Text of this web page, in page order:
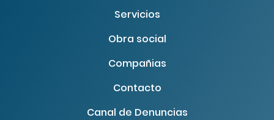
Servicios
Obra social
Compañias
Contacto
Canal de Denuncias